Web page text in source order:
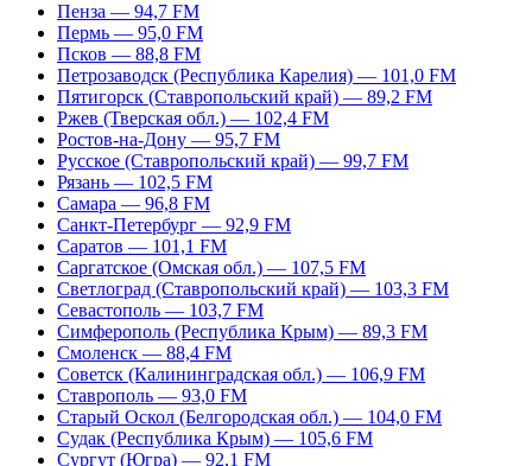
Пенза — 94,7 FM
Пермь — 95,0 FM
Псков — 88,8 FM
Петрозаводск (Республика Карелия) — 101,0 FM
Пятигорск (Ставропольский край) — 89,2 FM
Ржев (Тверская обл.) — 102,4 FM
Ростов-на-Дону — 95,7 FM
Русское (Ставропольский край) — 99,7 FM
Рязань — 102,5 FM
Самара — 96,8 FM
Санкт-Петербург — 92,9 FM
Саратов — 101,1 FM
Саргатское (Омская обл.) — 107,5 FM
Светлоград (Ставропольский край) — 103,3 FM
Севастополь — 103,7 FM
Симферополь (Республика Крым) — 89,3 FM
Смоленск — 88,4 FM
Советск (Калининградская обл.) — 106,9 FM
Ставрополь — 93,0 FM
Старый Оскол (Белгородская обл.) — 104,0 FM
Судак (Республика Крым) — 105,6 FM
Сургут (Югра) — 92,1 FM